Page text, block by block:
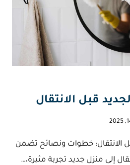
قبل الانتقال
الانتقال: خطوات ونصائح تضمن
إلى منزل جديد تجربة مثيرة،…